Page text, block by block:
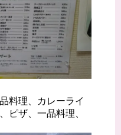
料理、カレーライ
ピザ、一品料理、